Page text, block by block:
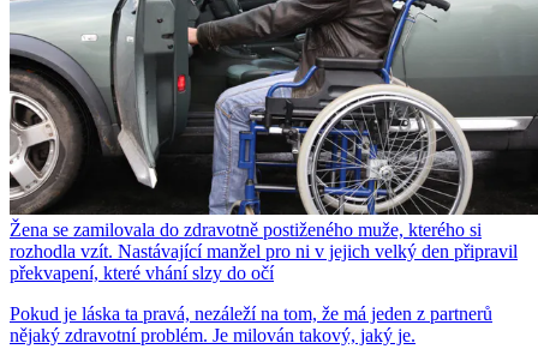
Žena se zamilovala do zdravotně postiženého muže, kterého si
rozhodla vzít. Nastávající manžel pro ni v jejich velký den připravil
překvapení, které vhání slzy do očí
Pokud je láska ta pravá, nezáleží na tom, že má jeden z partnerů
nějaký zdravotní problém. Je milován takový, jaký je.